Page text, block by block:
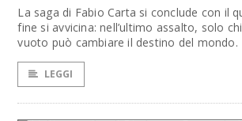
La saga di Fabio Carta si conclude con il
fine si avvicina: nell’ultimo assalto, solo
vuoto può cambiare il destino del mondo.
LEGGI